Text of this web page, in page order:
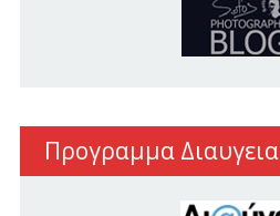
Προγραμμα Διαυγεια